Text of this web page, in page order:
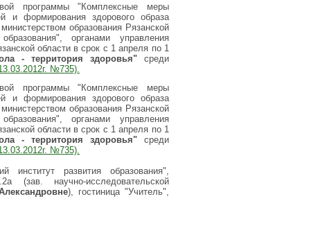
программы "Комплексные меры
и формирования здорового образа
образования Рязанской
органами управления
области в срок с 1 апреля по 1
-территория здоровья" среди
№735).
программы "Комплексные меры
и формирования здорового образа
образования Рязанской
органами управления
области в срок с 1 апреля по 1
-территория здоровья" среди
№735).
развития образования",
(зав. научно-исследовательской
), гостиница "Учитель",